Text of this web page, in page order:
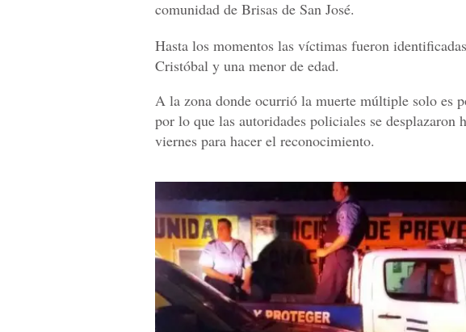
comunidad de Brisas de San José.
Hasta los momentos las víctimas fueron
Cristóbal y una menor de edad.
A la zona donde ocurrió la muerte múltiple solo es
por lo que las autoridades policiales se desplazaron
viernes para hacer el reconocimiento.